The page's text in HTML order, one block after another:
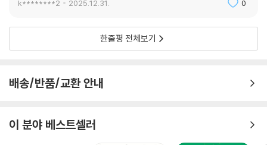
k********2 2025.12.31. 0
한줄평 전체보기
배송/반품/교환 안내
이 분야 베스트셀러